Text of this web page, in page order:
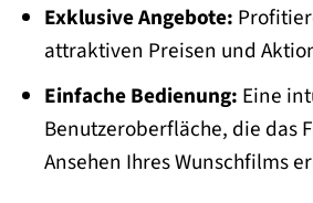
Exklusive Angebote:
attraktiven Preisen und
Einfache Bedienung: Eine
Benutzeroberfläche, die das
Ansehen Ihres Wunschfilms